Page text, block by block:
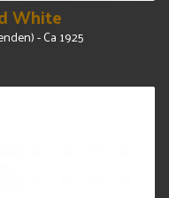
White
- Ca 1925